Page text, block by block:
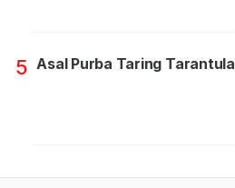
5 Asal Purba Taring Tarantula